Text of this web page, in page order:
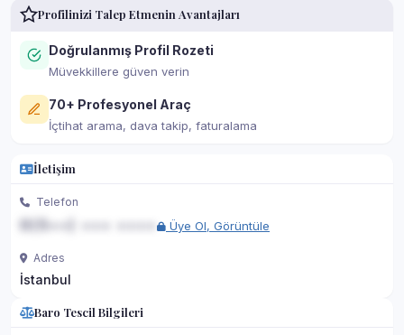
Profilinizi Talep Etmenin Avantajları
Doğrulanmış Profil Rozeti
Müvekkillere güven verin
70+ Profesyonel Araç
İçtihat arama, dava takip, faturalama
İletişim
Telefon
Üye Ol, Görüntüle
Adres
İstanbul
Baro Tescil Bilgileri